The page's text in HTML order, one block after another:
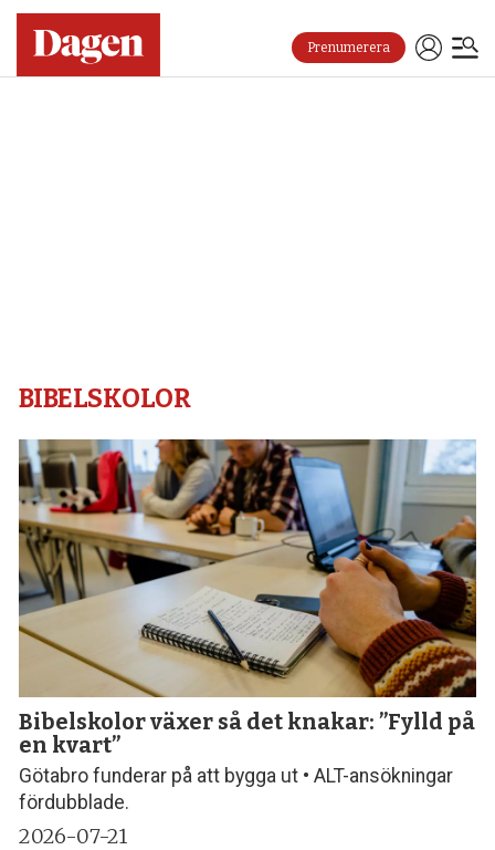
Prenumerera
BIBELSKOLOR
Bibelskolor växer så det knakar: ”Fylld på
en kvart”
Götabro funderar på att bygga ut • ALT-ansökningar
fördubblade.
2026-07-21